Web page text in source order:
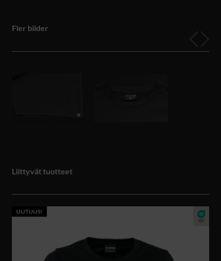
Fler bilder
Liittyvät tuotteet
UUTUUS!